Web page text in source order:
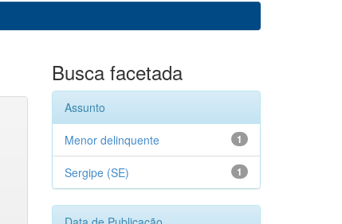
Busca facetada
Assunto
1
Menor delinquente
1
Sergipe (SE)